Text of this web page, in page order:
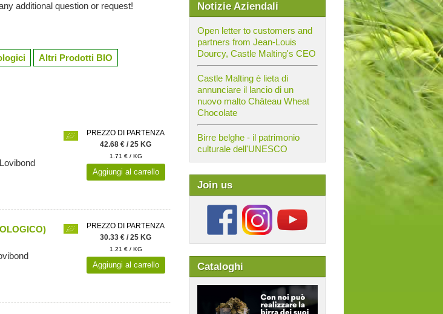
Notizie Aziendali
Open letter to customers and
partners from Jean-Louis
Dourcy, Castle Malting's CEO
Castle Malting è lieta di
annunciare il lancio di un
nuovo malto Château Wheat
Chocolate
Birre belghe - il patrimonio
culturale dell'UNESCO
Join us
Cataloghi
additional question or request!
Altri Prodotti BIO
PREZZO DI PARTENZA
42.68 € / 25 KG
1.71 € / KG
Aggiungi al carrello
PREZZO DI PARTENZA
30.33 € / 25 KG
1.21 € / KG
Aggiungi al carrello